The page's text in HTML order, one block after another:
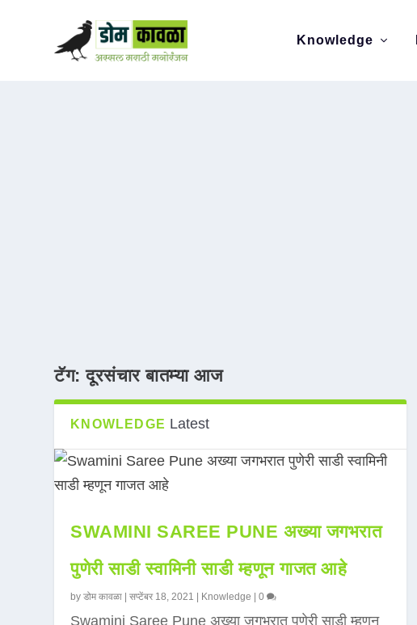
Knowledge
टॅग:दूरसंचार बातम्या आज
KNOWLEDGE Latest
SWAMINI SAREE PUNE अख्या जगभरात
पुणेरी साडी स्वामिनी साडी म्हणून गाजत आहे
byडोम कावळा |सप्टेंबर 18, 2021 Knowledge |0
Swamini Saree Pune अख्या जगभरात पुणेरी साडी म्हणून